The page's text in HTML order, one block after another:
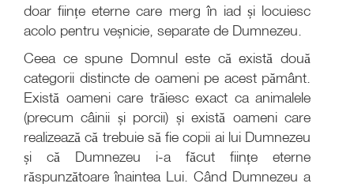
doar ființe eterne care merg în iad și locuiesc
acolo pentru veșnicie, separate de Dumnezeu.
Ceea ce spune Domnul este că există două
categorii distincte de oameni pe acest pământ.
Există oameni care trăiesc exact ca animalele
(precum câinii și porcii) și există oameni care
realizează că trebuie să fie copii ai lui Dumnezeu
și că Dumnezeu i-a făcut ființe eterne
răspunzătoare înaintea Lui. Când Dumnezeu a